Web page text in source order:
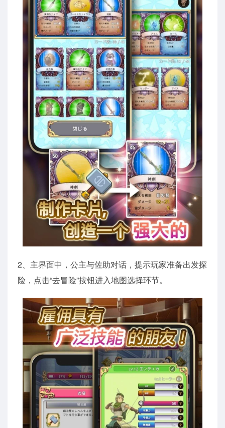
2、主界面中，公主与佐助对话，提示玩家准备出发探
险，点击“去冒险”按钮进入地图选择环节。